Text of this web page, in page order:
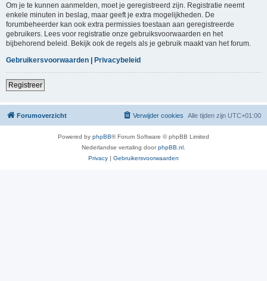
Om je te kunnen aanmelden, moet je geregistreerd zijn. Registratie neemt
enkele minuten in beslag, maar geeft je extra mogelijkheden. De
forumbeheerder kan ook extra permissies toestaan aan geregistreerde
gebruikers. Lees voor registratie onze gebruiksvoorwaarden en het
bijbehorend beleid. Bekijk ook de regels als je gebruik maakt van het forum.
Gebruikersvoorwaarden | Privacybeleid
Registreer
Forumoverzicht Alle tijden zijn UTC+01:00
Verwijder cookies
Powered by phpBB® Forum Software © phpBB Limited
Nederlandse vertaling doorphpBB.nl
Privacy | Gebruikersvoorwaarden